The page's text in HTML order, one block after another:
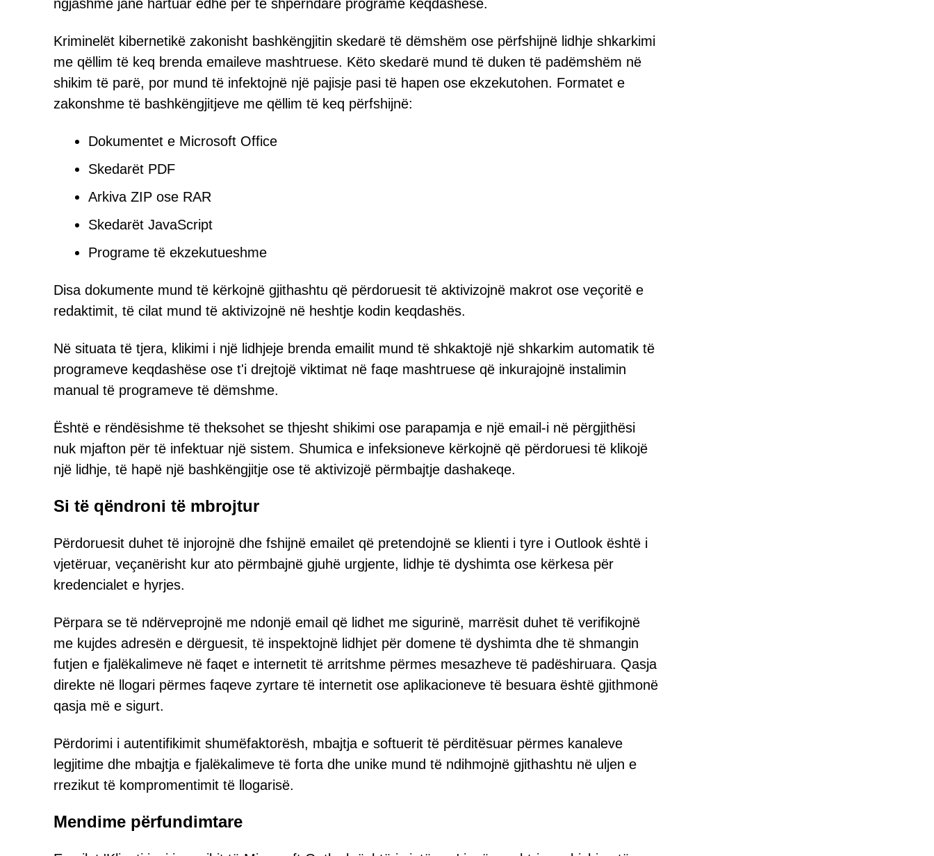
ngjashme janë hartuar edhe për të shpërndarë programe keqdashëse.
Kriminelët kibernetikë zakonisht bashkëngjitin skedarë të dëmshëm ose përfshijnë lidhje shkarkimi
me qëllim të keq brenda emaileve mashtruese. Këto skedarë mund të duken të padëmshëm në
shikim të parë, por mund të infektojnë një pajisje pasi të hapen ose ekzekutohen. Formatet e
zakonshme të bashkëngjitjeve me qëllim të keq përfshijnë:
Dokumentet e Microsoft Office
Skedarët PDF
Arkiva ZIP ose RAR
Skedarët JavaScript
Programe të ekzekutueshme
Disa dokumente mund të kërkojnë gjithashtu që përdoruesit të aktivizojnë makrot ose veçoritë e
redaktimit, të cilat mund të aktivizojnë në heshtje kodin keqdashës.
Në situata të tjera, klikimi i një lidhjeje brenda emailit mund të shkaktojë një shkarkim automatik të
programeve keqdashëse ose t'i drejtojë viktimat në faqe mashtruese që inkurajojnë instalimin
manual të programeve të dëmshme.
Është e rëndësishme të theksohet se thjesht shikimi ose parapamja e një email-i në përgjithësi
nuk mjafton për të infektuar një sistem. Shumica e infeksioneve kërkojnë që përdoruesi të klikojë
një lidhje, të hapë një bashkëngjitje ose të aktivizojë përmbajtje dashakeqe.
Si të qëndroni të mbrojtur
Përdoruesit duhet të injorojnë dhe fshijnë emailet që pretendojnë se klienti i tyre i Outlook është i
vjetëruar, veçanërisht kur ato përmbajnë gjuhë urgjente, lidhje të dyshimta ose kërkesa për
kredencialet e hyrjes.
Përpara se të ndërveprojnë me ndonjë email që lidhet me sigurinë, marrësit duhet të verifikojnë
me kujdes adresën e dërguesit, të inspektojnë lidhjet për domene të dyshimta dhe të shmangin
futjen e fjalëkalimeve në faqet e internetit të arritshme përmes mesazheve të padëshiruara. Qasja
direkte në llogari përmes faqeve zyrtare të internetit ose aplikacioneve të besuara është gjithmonë
qasja më e sigurt.
Përdorimi i autentifikimit shumëfaktorësh, mbajtja e softuerit të përditësuar përmes kanaleve
legjitime dhe mbajtja e fjalëkalimeve të forta dhe unike mund të ndihmojnë gjithashtu në uljen e
rrezikut të kompromentimit të llogarisë.
Mendime përfundimtare